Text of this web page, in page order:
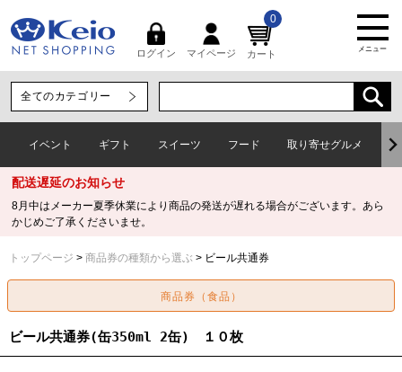
ログイン マイページ カート
0
メニュー
イベント ギフト スイーツ フード 取り寄せグルメ
配送遅延のお知らせ
8月中はメーカー夏季休業により商品の発送が遅れる場合がございます。あら
かじめご了承くださいませ。
トップページ 商品券の種類から選ぶ ビール共通券
ビール共通券(缶350ml 2缶) １０枚